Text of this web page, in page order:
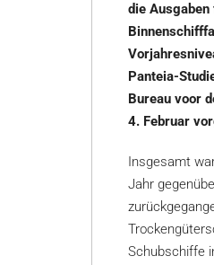
die
Panteia-
Bureau voor
4. Februar
Insgesamt
Jahr
Schubschiffe